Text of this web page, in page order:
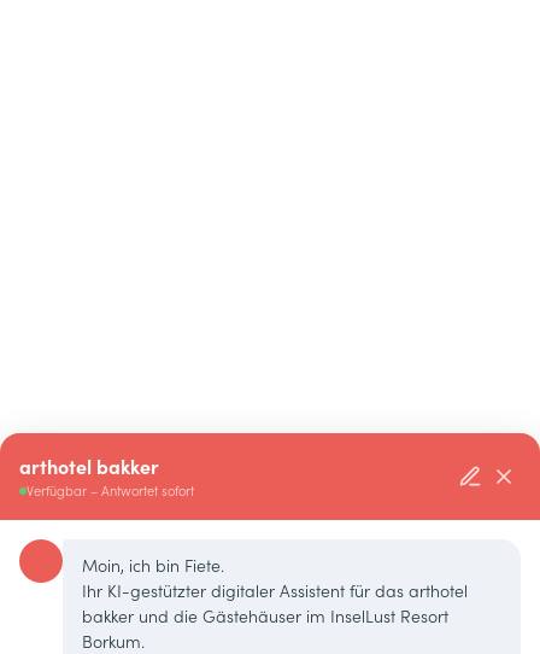
arthotel bakker
Verfügbar – Antwortet sofort
Moin, ich bin Fiete.
Ihr KI-gestützter digitaler Assistent für das arthotel
bakker und die Gästehäuser im InselLust Resort
Borkum.